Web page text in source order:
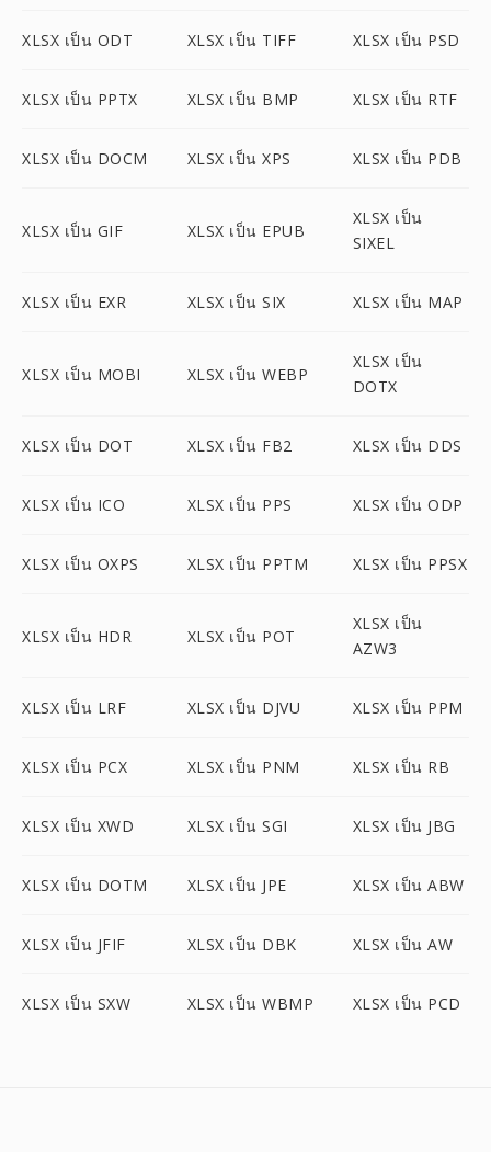
XLSX เป็น ODT XLSX เป็น TIFF XLSX เป็น PSD
XLSX เป็น PPTX XLSX เป็น BMP XLSX เป็น RTF
XLSX เป็น DOCM XLSX เป็น XPS XLSX เป็น PDB
XLSX เป็น GIF XLSX เป็น EPUB
XLSX เป็น
SIXEL
XLSX เป็น EXR XLSX เป็น SIX XLSX เป็น MAP
XLSX เป็น MOBI XLSX เป็น WEBP
XLSX เป็น
DOTX
XLSX เป็น DOT XLSX เป็น FB2 XLSX เป็น DDS
XLSX เป็น ICO XLSX เป็น PPS XLSX เป็น ODP
XLSX เป็น OXPS XLSX เป็น PPTM XLSX เป็น PPSX
XLSX เป็น HDR XLSX เป็น POT
XLSX เป็น
AZW3
XLSX เป็น LRF XLSX เป็น DJVU XLSX เป็น PPM
XLSX เป็น PCX XLSX เป็น PNM XLSX เป็น RB
XLSX เป็น XWD XLSX เป็น SGI XLSX เป็น JBG
XLSX เป็น DOTM XLSX เป็น JPE XLSX เป็น ABW
XLSX เป็น JFIF XLSX เป็น DBK XLSX เป็น AW
XLSX เป็น SXW XLSX เป็น WBMP XLSX เป็น PCD